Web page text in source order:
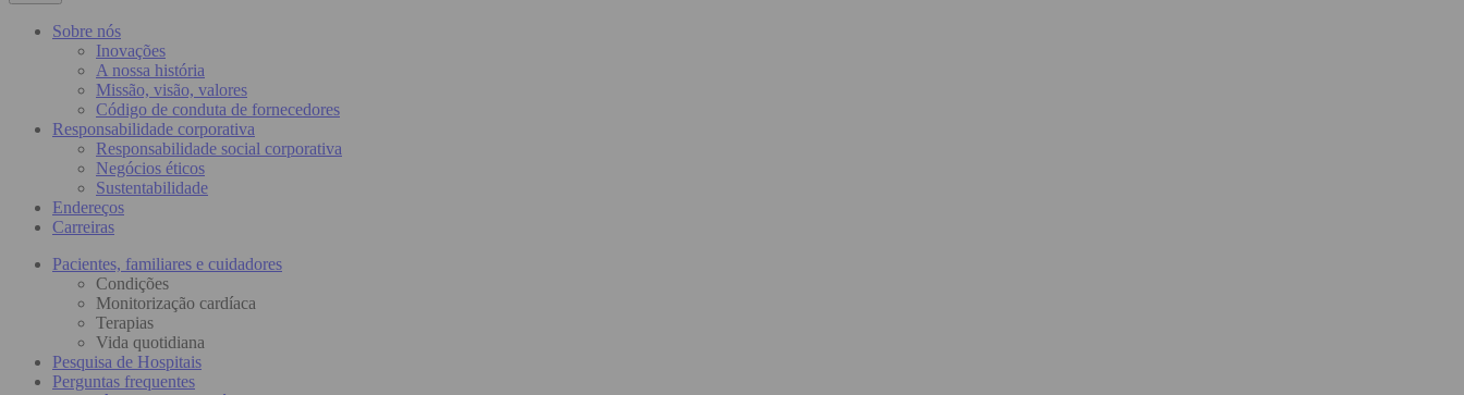
Sobre nós
Inovações
A nossa história
Missão, visão, valores
Código de conduta de fornecedores
Responsabilidade corporativa
Responsabilidade social corporativa
Negócios éticos
Sustentabilidade
Endereços
Carreiras
Pacientes, familiares e cuidadores
Condições
Monitorização cardíaca
Terapias
Vida quotidiana
Pesquisa de Hospitais
Perguntas frequentes